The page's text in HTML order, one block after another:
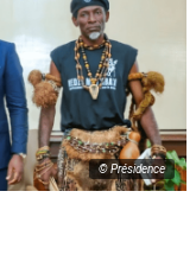
© Présidence